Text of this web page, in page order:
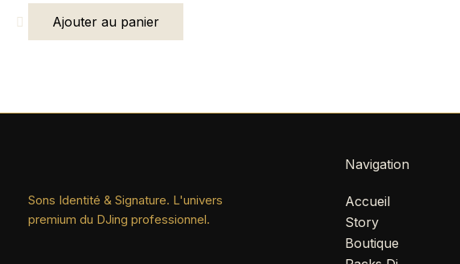
Ajouter au panier
Sons Identité & Signature. L'univers
premium du DJing professionnel.
Navigation
Accueil
Story
Boutique